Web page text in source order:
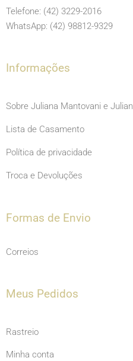
o
o
g
r
m
b
e
Telefone: (42) 3229-2016
WhatsApp: (42) 98812-9329
Informações
Sobre Juliana Mantovani e
Lista de Casamento
Política de privacidade
Troca e Devoluções
Formas de Envio
Correios
Meus Pedidos
Rastreio
Minha conta